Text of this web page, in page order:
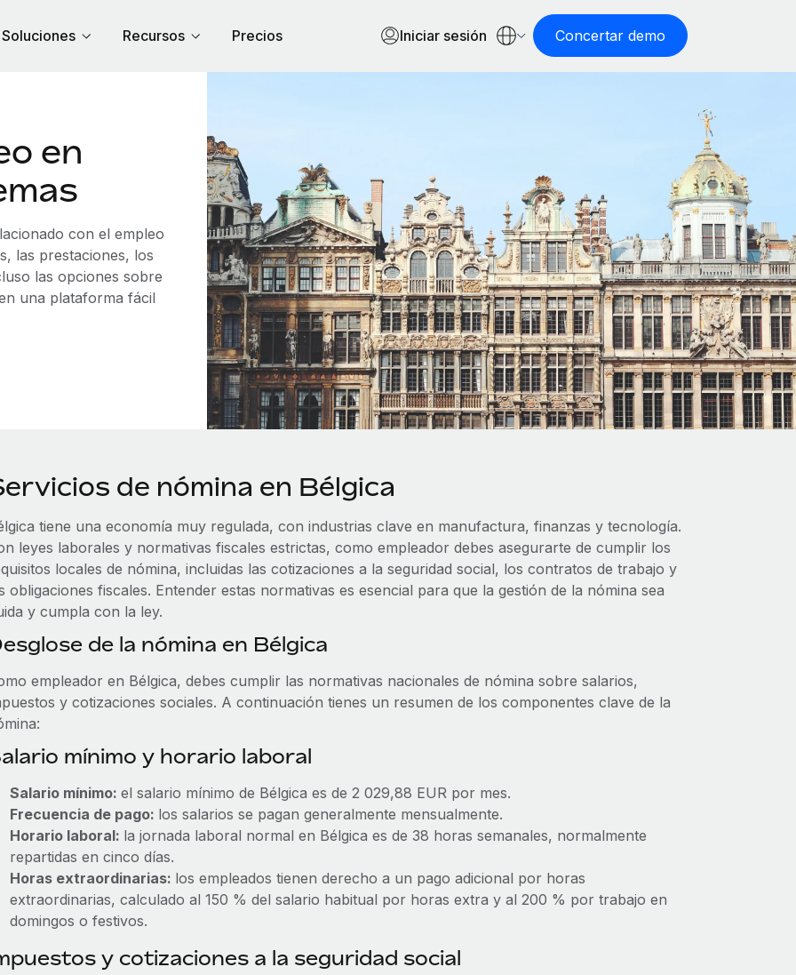
Soluciones Recursos Precios Iniciar sesión Concertar demo
en
con el empleo
las prestaciones, los
las opciones sobre
una plataforma fácil
de nómina en Bélgica
tiene una economía muy regulada, con industrias clave en manufactura, finanzas y tecnología.
leyes laborales y normativas fiscales estrictas, como empleador debes asegurarte de cumplir los
locales de nómina, incluidas las cotizaciones a la seguridad social, los contratos de trabajo y
obligaciones fiscales. Entender estas normativas es esencial para que la gestión de la nómina sea
y cumpla con la ley.
de la nómina en Bélgica
empleador en Bélgica, debes cumplir las normativas nacionales de nómina sobre salarios,
y cotizaciones sociales. A continuación tienes un resumen de los componentes clave de la
mínimo y horario laboral
Salario mínimo: el salario mínimo de Bélgica es de 2 029,88 EUR por mes.
Frecuencia de pago: los salarios se pagan generalmente mensualmente.
Horario laboral: la jornada laboral normal en Bélgica es de 38 horas semanales, normalmente
repartidas en cinco días.
Horas extraordinarias: los empleados tienen derecho a un pago adicional por horas
extraordinarias, calculado al 150 % del salario habitual por horas extra y al 200 % por trabajo en
domingos o festivos.
y cotizaciones a la seguridad social